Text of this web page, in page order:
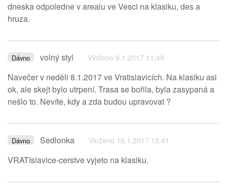
dneska odpoledne v arealu ve Vesci na klasiku, des a
hruza.
Dávno volný styl Vloženo 9.1.2017 11:49
Navečer v neděli 8.1.2017 ve Vratislavicích. Na klasiku asi
ok, ale skejt bylo utrpení. Trasa se bořila, byla zasypaná a
nešlo to. Nevíte, kdy a zda budou upravovat ?
Dávno Sedlonka Vloženo 16.1.2017 15:41
VRATIslavice-cerstve vyjeto na klasiku.